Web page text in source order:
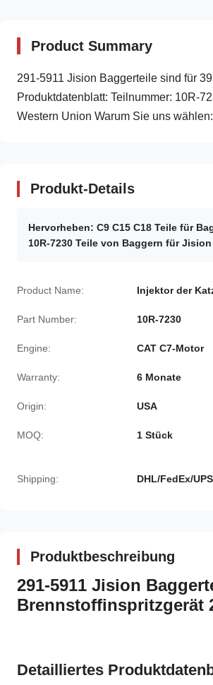
Product Summary
291-5911 Jision Baggerteile sind für
Produktdatenblatt: Teilnummer: 10R-
Western Union Warum Sie uns
Produkt-Details
Hervorheben: C9 C15 C18 Teile für
10R-7230 Teile von Baggern für Jision
Product Name: Injektor der
Part Number: 10R-7230
Engine: CAT C7-Motor
Warranty: 6 Monate
Origin: USA
MOQ: 1 Stück
Shipping: DHL/FedEx/UPS
Produktbeschreibung
291-5911 Jision
Brennstoffinspritzgerät
Detailliertes